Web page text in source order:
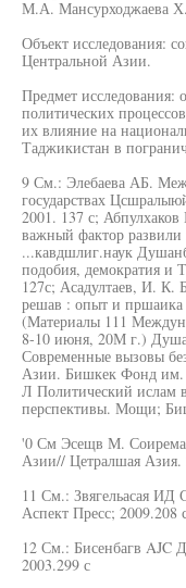
М.А. Мансурходжаева
Объект исследования:
Центральной Азии.
Предмет исследования:
политических
их влияние на
Таджикистан в
9 См.: Элебаева АБ.
государствах
2001. 137 с;
важный фактор развили
...кавдшлиг.наук
подобия, демократия и
127с; Асадултаев, И. К.
решав : опыт и
(Материалы 111
8-10 июня, 20М г.)
Современные вызовы
Азии. Бишкек Фонд им.
Л Политический ислам
перспективы. Мощи;
'0 См Эсещв М.
Азии// Цетралшая
11 См.: Звягельасая ИД
Аспект Пресс; 2009.208
12 См.: Бисенбагв AJC
2003.299 с